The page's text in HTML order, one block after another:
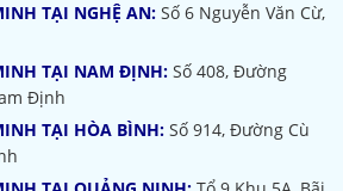
TẠI NGHỆ AN: Số 6 Nguyễn Văn Cừ,
TẠI NAM ĐỊNH: Số 408, Đường
Định
TẠI HÒA BÌNH: Số 914, Đường Cù